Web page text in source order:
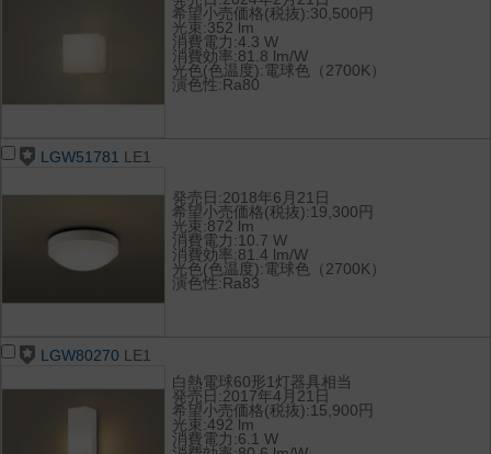
希望小売価格(税抜):30,500円
光束:352 lm
消費電力:4.3 W
消費効率:81.8 lm/W
光色(色温度):電球色（2700K）
演色性:Ra80
LGW51781 LE1
発売日:2018年6月21日
希望小売価格(税抜):19,300円
光束:872 lm
消費電力:10.7 W
消費効率:81.4 lm/W
光色(色温度):電球色（2700K）
演色性:Ra83
LGW80270 LE1
白熱電球60形1灯器具相当
発売日:2017年4月21日
希望小売価格(税抜):15,900円
光束:492 lm
消費電力:6.1 W